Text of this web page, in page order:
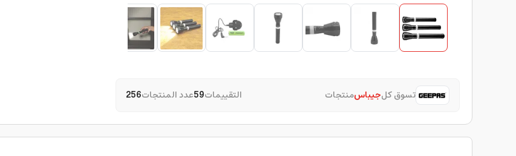
تسوق كلجيباسمنتجات التقييمات59عدد المنتجات256